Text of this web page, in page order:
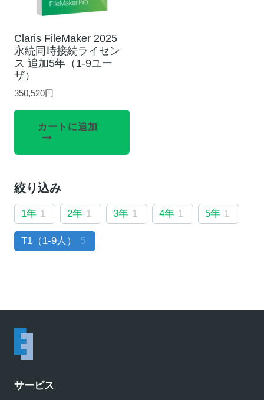
Claris FileMaker 2025
永続同時接続ライセン
ス 追加5年（1-9ユー
ザ）
350,520円
カートに追加
絞り込み
1年 1 2年 1 3年 1 4年 1 5年 1
T1（1-9人） 5
サービス